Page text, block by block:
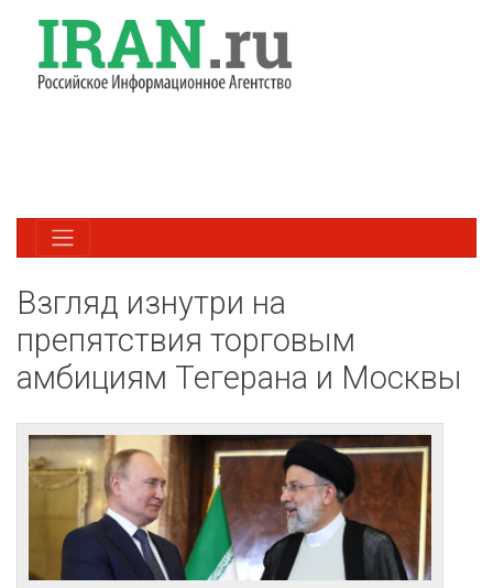
Взгляд изнутри на
препятствия торговым
амбициям Тегерана и Москвы